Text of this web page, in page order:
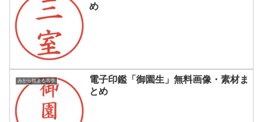
め
みから始まる名字
電子印鑑「御園生」無料画像・素材ま
とめ